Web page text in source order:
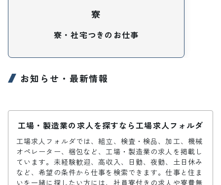
寮
寮・社宅つきのお仕事
お知らせ・最新情報
工場・製造業の求人を探すなら工場求人フォルダ
工場求人フォルダでは、組立、検査・検品、加工、機械
オペレーター、梱包など、工場・製造業の求人を掲載し
ています。未経験歓迎、高収入、日勤、夜勤、土日休み
など、希望の条件から仕事を検索できます。仕事と住ま
いを一緒に探したい方には、社員寮付きの求人や寮費無